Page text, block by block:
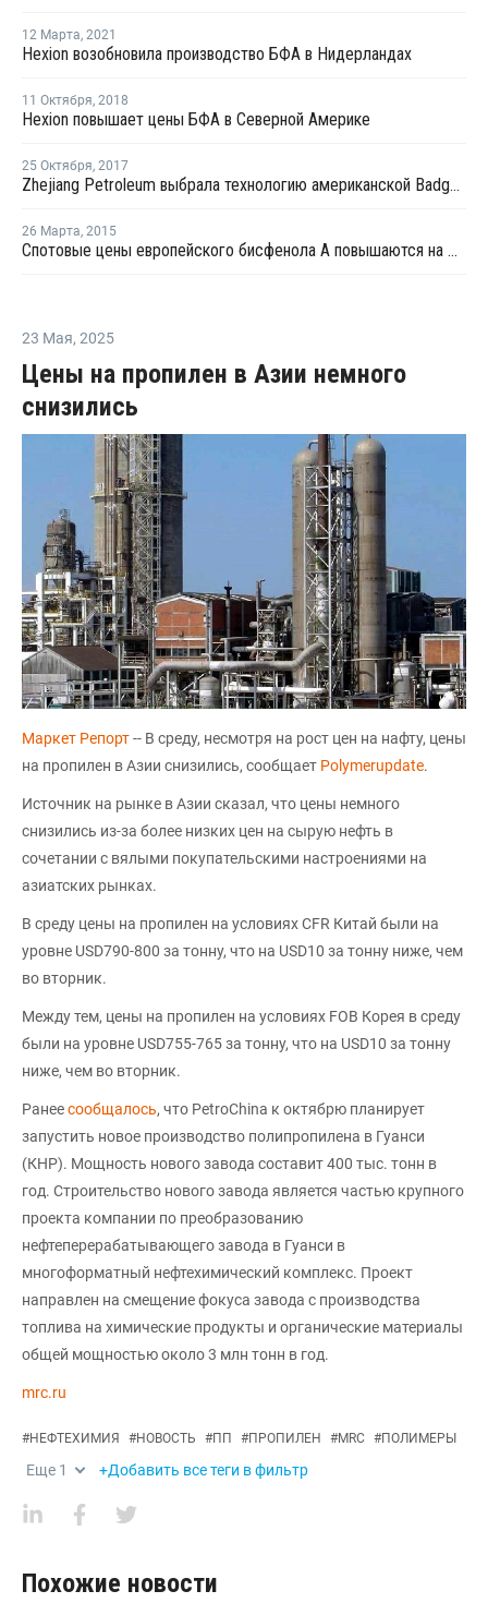
12 Марта, 2021
Hexion возобновила производство БФА в Нидерландах
11 Октября, 2018
Hexion повышает цены БФА в Северной Америке
25 Октября, 2017
Zhejiang Petroleum выбрала технологию американской Badger Licensing для нового завода БФА в Китае
26 Марта, 2015
Спотовые цены европейского бисфенола А повышаются на фоне растущих сырьевых котировок
23 Мая, 2025
Цены на пропилен в Азии немного
снизились
Маркет Репорт-- В среду, несмотря на рост цен на нафту, цены
на пропилен в Азии снизились, сообщает Polymerupdate.
Источник на рынке в Азии сказал, что цены немного
снизились из-за более низких цен на сырую нефть в
сочетании с вялыми покупательскими настроениями на
азиатских рынках.
В среду цены на пропилен на условиях CFR Китай были на
уровне USD790-800 за тонну, что на USD10 за тонну ниже, чем
во вторник.
Между тем, цены на пропилен на условиях FOB Корея в среду
были на уровне USD755-765 за тонну, что на USD10 за тонну
ниже, чем во вторник.
Ранеесообщалось, что PetroChina к октябрю планирует
запустить новое производство полипропилена в Гуанси
(КНР). Мощность нового завода составит 400 тыс. тонн в
год. Строительство нового завода является частью крупного
проекта компании по преобразованию
нефтеперерабатывающего завода в Гуанси в
многоформатный нефтехимический комплекс. Проект
направлен на смещение фокуса завода с производства
топлива на химические продукты и органические материалы
общей мощностью около 3 млн тонн в год.
mrc.ru
#НЕФТЕХИМИЯ #НОВОСТЬ #ПП #ПРОПИЛЕН #MRC #ПОЛИМЕРЫ
Еще 1 +Добавить все теги в фильтр
Похожие новости